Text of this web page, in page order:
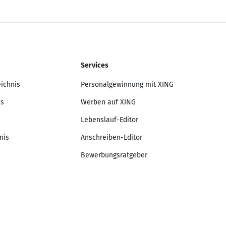
Services
Personalgewinnung mit XING
Werben auf XING
Lebenslauf-Editor
Anschreiben-Editor
Bewerbungsratgeber